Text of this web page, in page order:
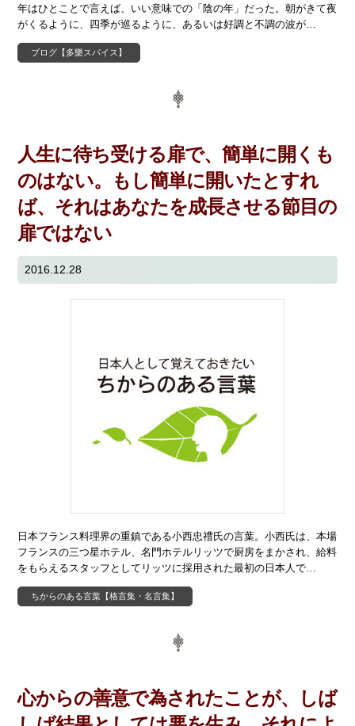
年はひとことで言えば、いい意味での「陰の年」だった。朝がきて夜
がくるように、四季が巡るように、あるいは好調と不調の波が…
ブログ【多樂スパイス】
人生に待ち受ける扉で、簡単に開くも
のはない。もし簡単に開いたとすれ
ば、それはあなたを成長させる節目の
扉ではない
2016.12.28
日本フランス料理界の重鎮である小西忠禮氏の言葉。小西氏は、本場
フランスの三つ星ホテル、名門ホテルリッツで厨房をまかされ、給料
をもらえるスタッフとしてリッツに採用された最初の日本人で…
ちからのある言葉【格言集・名言集】
心からの善意で為されたことが、しば